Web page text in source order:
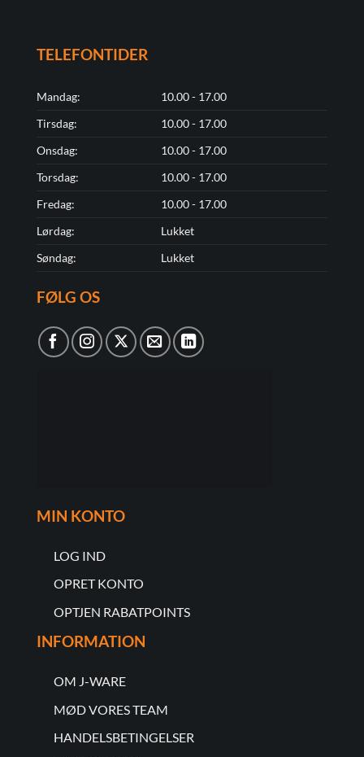
TELEFONTIDER
Mandag:
10.00 - 17.00
Tirsdag:
10.00 - 17.00
Onsdag:
10.00 - 17.00
Torsdag:
10.00 - 17.00
Fredag:
10.00 - 17.00
Lørdag:
Lukket
Søndag:
Lukket
FØLG OS
MIN KONTO
LOG IND
OPRET KONTO
OPTJEN RABATPOINTS
INFORMATION
OM J-WARE
MØD VORES TEAM
HANDELSBETINGELSER